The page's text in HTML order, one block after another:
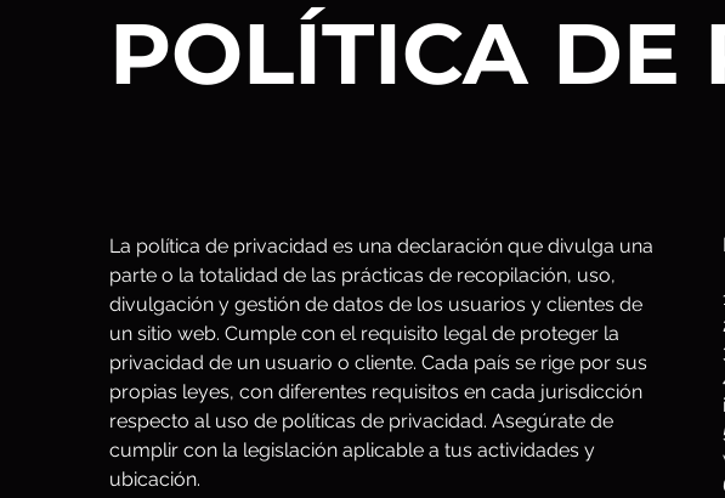
POLÍTICA DE
La política de privacidad es una declaración que divulga una
parte o la totalidad de las prácticas de recopilación, uso,
divulgación y gestión de datos de los usuarios y clientes de
un sitio web. Cumple con el requisito legal de proteger la
privacidad de un usuario o cliente. Cada país se rige por sus
propias leyes, con diferentes requisitos en cada jurisdicción
respecto al uso de políticas de privacidad. Asegúrate de
cumplir con la legislación aplicable a tus actividades y
ubicación.